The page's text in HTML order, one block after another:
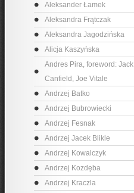
Aleksander Łamek
Aleksandra Frątczak
Aleksandra Jagodzińska
Alicja Kaszyńska
Andres Pira, foreword: Jack
Canfield, Joe Vitale
Andrzej Batko
Andrzej Bubrowiecki
Andrzej Fesnak
Andrzej Jacek Blikle
Andrzej Kowalczyk
Andrzej Kozdęba
Andrzej Kraczla